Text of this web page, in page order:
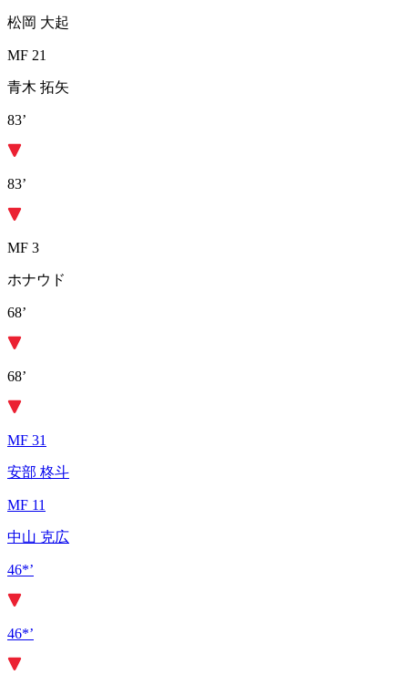
松岡 大起
MF 21
青木 拓矢
83’
83’
MF 3
ホナウド
68’
68’
MF 31
安部 柊斗
MF 11
中山 克広
46*’
46*’